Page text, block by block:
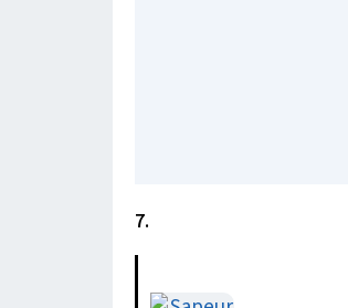
7.